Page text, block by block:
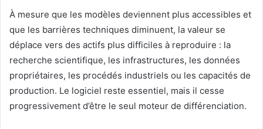
À mesure que les modèles deviennent plus accessibles et
que les barrières techniques diminuent, la valeur se
déplace vers des actifs plus difficiles à reproduire : la
recherche scientifique, les infrastructures, les données
propriétaires, les procédés industriels ou les capacités de
production. Le logiciel reste essentiel, mais il cesse
progressivement d’être le seul moteur de différenciation.